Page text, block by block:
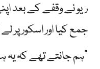
ریو نے وقفے کے بعد
جمع کیا اور اسکور پر
"ہم جانتے تھے کہ یہ